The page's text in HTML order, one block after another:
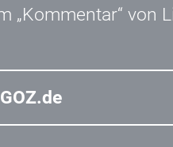
„Kommentar“ von